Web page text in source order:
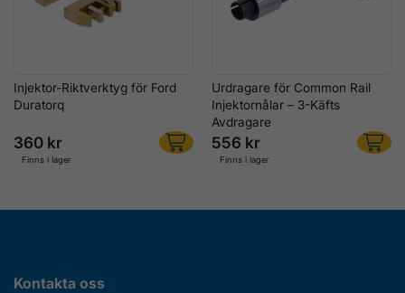
Injektor-Riktverktyg för Ford
Duratorq
360 kr
Finns i lager
Urdragare för Common Rail
Injektornålar – 3-Käfts
Avdragare
556 kr
Finns i lager
Kontakta oss